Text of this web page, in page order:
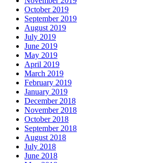
October 2019
September 2019
August 2019
July 2019
June 2019
May 2019
April 2019
March 2019
February 2019
January 2019
December 2018
November 2018
October 2018
September 2018
August 2018
July 2018
June 2018